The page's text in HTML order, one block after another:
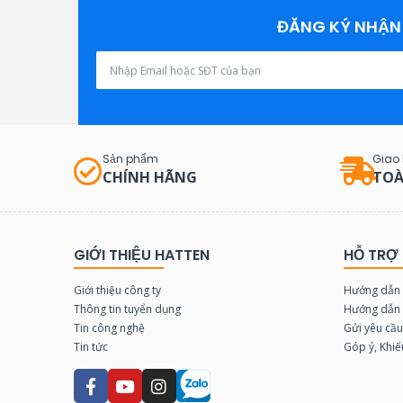
S1
5
S
2
7
ĐĂNG KÝ
Sản phẩm
CHÍNH HÃNG
Giao
GIỚI THIỆU HATTEN
Giới thiệu công ty
Thông tin tuyển dụng
Tin công nghệ
Tin tức
HỖ
Hướng
Hướng
Gửi yêu
Góp ý,